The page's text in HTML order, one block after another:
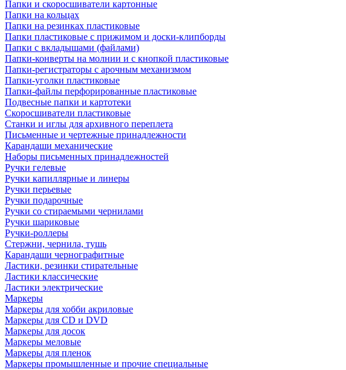
Папки и скоросшиватели картонные
Папки на кольцах
Папки на резинках пластиковые
Папки пластиковые с прижимом и доски-клипборды
Папки с вкладышами (файлами)
Папки-конверты на молнии и с кнопкой пластиковые
Папки-регистраторы с арочным механизмом
Папки-уголки пластиковые
Папки-файлы перфорированные пластиковые
Подвесные папки и картотеки
Скоросшиватели пластиковые
Станки и иглы для архивного переплета
Письменные и чертежные принадлежности
Карандаши механические
Наборы письменных принадлежностей
Ручки гелевые
Ручки капиллярные и линеры
Ручки перьевые
Ручки подарочные
Ручки со стираемыми чернилами
Ручки шариковые
Ручки-роллеры
Стержни, чернила, тушь
Карандаши чернографитные
Ластики, резинки стирательные
Ластики классические
Ластики электрические
Маркеры
Маркеры для хобби акриловые
Маркеры для CD и DVD
Маркеры для досок
Маркеры меловые
Маркеры для пленок
Маркеры промышленные и прочие специальные